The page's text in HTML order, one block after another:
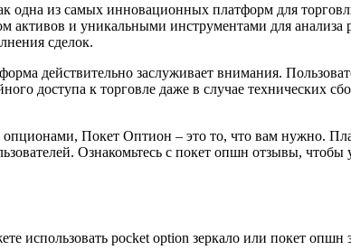
одна из самых инновационных платформ для
и уникальными инструментами для
сделок.
действительно заслуживает внимания.
доступа к торговле даже в случае технических
Покет Оптион – это то, что вам нужно.
Ознакомьтесь с покет опшн отзывы,
использовать pocket option зеркало или покет опшн